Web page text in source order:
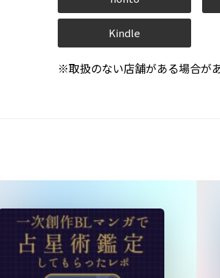
Kindle
※取扱のない店舗がある場合が